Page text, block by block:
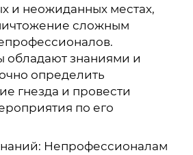
и неожиданных местах,
сложным
обладают знаниями и
определить
гнезда и провести
по его
Непрофессионалам